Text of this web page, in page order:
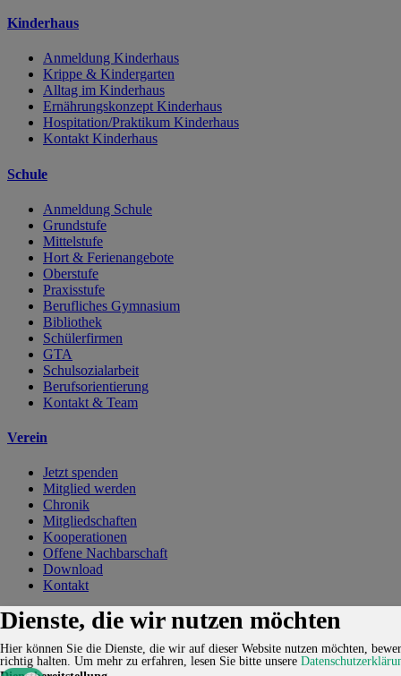
Kinderhaus
Anmeldung Kinderhaus
Krippe & Kindergarten
Alltag im Kinderhaus
Ernährungskonzept Kinderhaus
Hospitation/Praktikum Kinderhaus
Kontakt Kinderhaus
Schule
Anmeldung Schule
Grundstufe
Mittelstufe
Hort & Ferienangebote
Oberstufe
Praxisstufe
Berufliches Gymnasium
Bibliothek
Schülerfirmen
GTA
Schulsozialarbeit
Berufsorientierung
Kontakt & Team
Verein
Jetzt spenden
Mitglied werden
Chronik
Mitgliedschaften
Kooperationen
Offene Nachbarschaft
Download
Kontakt
KontaktKarriereImpressumDatenschutzerklärungCookie-
Einstellungen
© 2026 HUCKEPACK e.V. - Alle Rechte vorbehalten.
Dienste, die wir nutzen möchten
Hier können Sie die Dienste, die wir auf dieser Website nutzen möchten,
richtig halten. Um mehr zu erfahren, lesen Sie bitte unsere